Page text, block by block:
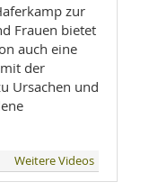
zur
Frauen bietet
auch eine
der
Ursachen und
Weitere Videos